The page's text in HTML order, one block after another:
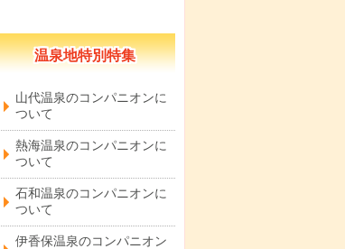
温泉地特別特集
山代温泉のコンパニオンに
ついて
熱海温泉のコンパニオンに
ついて
石和温泉のコンパニオンに
ついて
伊香保温泉のコンパニオン